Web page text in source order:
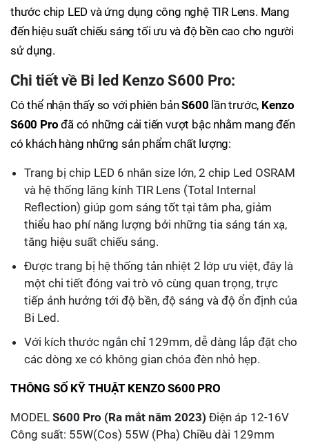
thước chip LED và ứng dụng công nghệ TIR Lens. Mang
đến hiệu suất chiếu sáng tối ưu và độ bền cao cho người
sử dụng.
Chi tiết về Bi led Kenzo S600 Pro:
Có thể nhận thấy so với phiên bảnS600 lần trước, Kenzo
S600 Pro đã có những cải tiến vượt bậc nhằm mang đến
có khách hàng những sản phẩm chất lượng:
Trang bị chip LED 6 nhân size lớn, 2 chip Led OSRAM
và hệ thống lăng kính TIR Lens (Total Internal
Reflection) giúp gom sáng tốt tại tâm pha, giảm
thiểu hao phí năng lượng bởi những tia sáng tán xạ,
tăng hiệu suất chiếu sáng.
Được trang bị hệ thống tản nhiệt 2 lớp ưu việt, đây là
một chi tiết đóng vai trò vô cùng quan trọng, trực
tiếp ảnh hưởng tới độ bền, độ sáng và độ ổn định của
Bi Led.
Với kích thước ngắn chỉ 129mm, dễ dàng lắp đặt cho
các dòng xe có không gian chóa đèn nhỏ hẹp.
THÔNG SỐ KỸ THUẬT KENZO S600 PRO
MODEL S600 Pro (Ra mắt năm 2023) Điện áp 12-16V
Công suất: 55W(Cos) 55W (Pha) Chiều dài 129mm